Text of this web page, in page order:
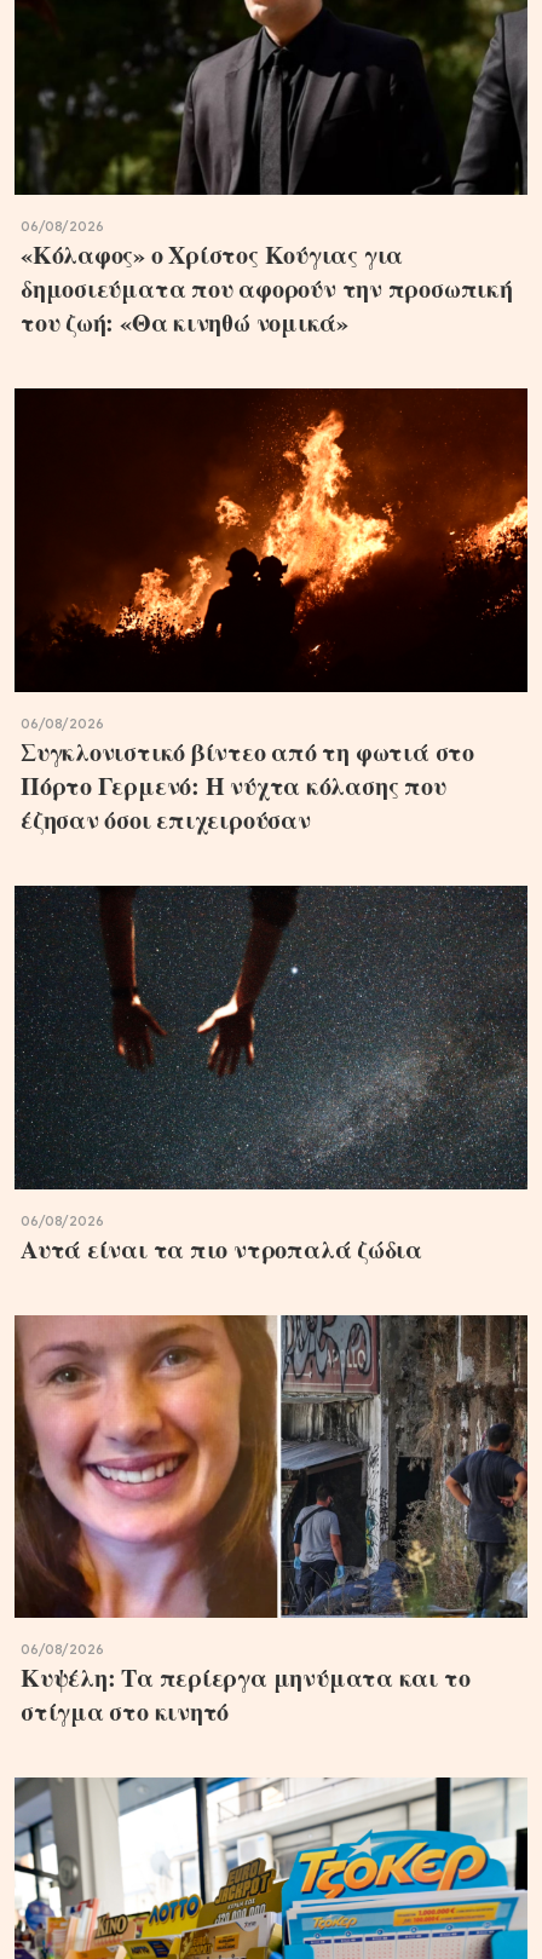
06/08/2026
«Κόλαφος» ο Χρίστος Κούγιας για
δημοσιεύματα που αφορούν την προσωπική
του ζωή: «Θα κινηθώ νομικά»
06/08/2026
Συγκλονιστικό βίντεο από τη φωτιά στο
Πόρτο Γερμενό: Η νύχτα κόλασης που
έζησαν όσοι επιχειρούσαν
06/08/2026
Αυτά είναι τα πιο ντροπαλά ζώδια
06/08/2026
Κυψέλη: Τα περίεργα μηνύματα και το
στίγμα στο κινητό